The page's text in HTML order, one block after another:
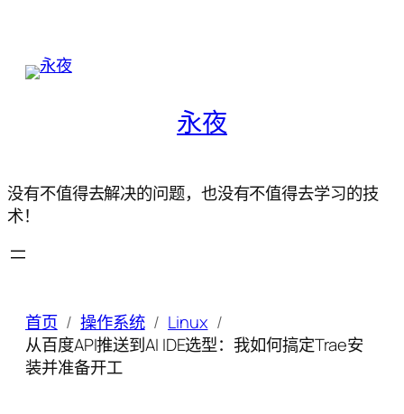
永夜
没有不值得去解决的问题，也没有不值得去学习的技
术！
首页 操作系统
Linux
从百度API推送到AI IDE选型：我如何搞定Trae安
装并准备开工